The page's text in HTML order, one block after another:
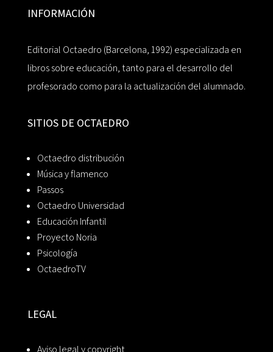
INFORMACIÓN
Editorial Octaedro (Barcelona, 1992) especializada en
libros sobre educación, tanto para el desarrollo del
profesorado como para la actualización del alumnado.
SITIOS DE OCTAEDRO
Octaedro distribución
Música y flamenco
Passos
Octaedro Universidad
Educación Infantil
Proyecto Noria
Psicología
OctaedroTV
LEGAL
Aviso legal y copyright